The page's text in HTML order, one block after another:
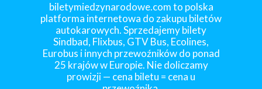
biletymiedzynarodowe.com to polska
platforma internetowa do zakupu biletów
autokarowych. Sprzedajemy bilety
Sindbad, Flixbus, GTV Bus, Ecolines,
Eurobus i innych przewoźników do ponad
25 krajów w Europie. Nie doliczamy
prowizji — cena biletu = cena u